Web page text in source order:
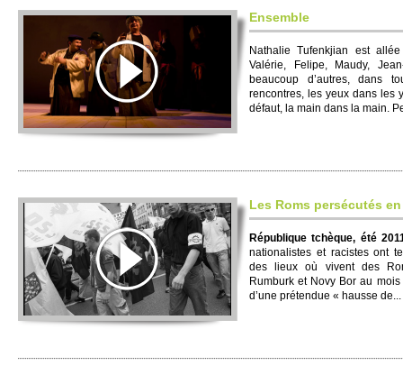
Ensemble
Nathalie Tufenkjian est
Valérie, Felipe, Maudy,
beaucoup d’autres, dans
rencontres, les yeux dans les
défaut, la main dans la main.
Les Roms persécutés
République tchèque, été
nationalistes et racistes ont
des lieux où vivent des
Rumburk et Novy Bor au
d’une prétendue « hausse de...